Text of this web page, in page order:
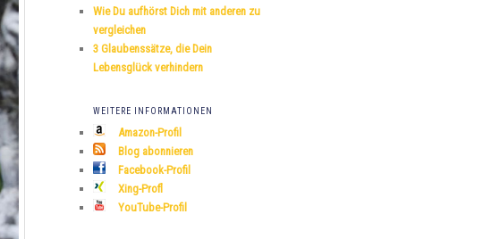
Wie Du aufhörst Dich mit anderen zu
vergleichen
3 Glaubenssätze, die Dein
Lebensglück verhindern
WEITERE INFORMATIONEN
Amazon-Profil
Blog abonnieren
Facebook-Profil
Xing-Profl
YouTube-Profil